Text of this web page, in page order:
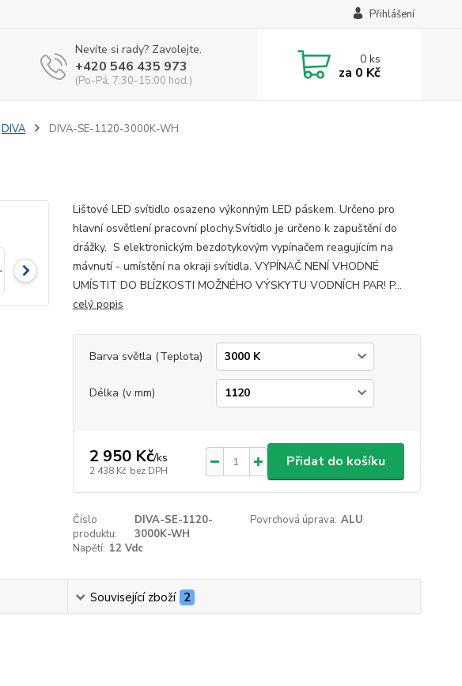
Přihlášení
Nevíte si rady? Zavolejte.
+420 546 435 973
(Po-Pá, 7:30-15:00 hod.)
0ks
za 0 Kč
DIVA DIVA-SE-1120-3000K-WH
Lištové LED svítidlo osazeno výkonným LED páskem. Určeno pro
hlavní osvětlení pracovní plochy.Svítidlo je určeno k zapuštění do
drážky. S elektronickým bezdotykovým vypínačem reagujícím na
mávnutí - umístění na okraji svítidla. VYPÍNAČ NENÍ VHODNÉ
UMÍSTIT DO BLÍZKOSTI MOŽNÉHO VÝSKYTU VODNÍCH PAR! P...
celý popis
Barva světla (Teplota)
Délka (v mm)
2 950 Kč/ks
2 438 Kč bez DPH
Přidat do košíku
Číslo
produktu:
DIVA-SE-1120-
3000K-WH
Povrchová úprava: ALU
Napětí: 12 Vdc
Související zboží 2